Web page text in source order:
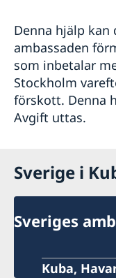
Denna hjälp kan
ambassaden
som inbetalar
Stockholm
förskott. Denna
Avgift uttas.
Sverige i
Sveriges
Kuba,